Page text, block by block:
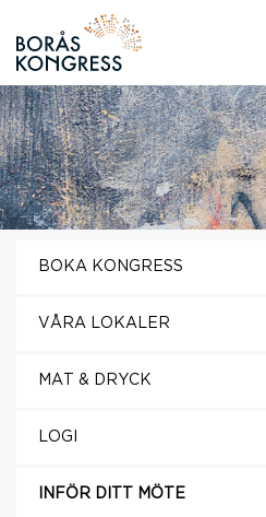
Skip to content
BOKA KONGRESS
VÅRA LOKALER
MAT & DRYCK
LOGI
INFÖR DITT MÖTE